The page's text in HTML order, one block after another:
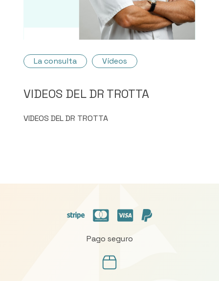
La consulta Vídeos
VIDEOS DEL DR TROTTA
VIDEOS DEL DR TROTTA
Pago seguro